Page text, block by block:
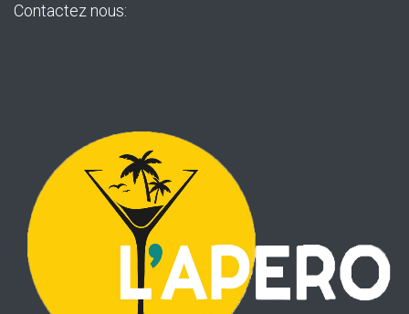
Contactez nous: